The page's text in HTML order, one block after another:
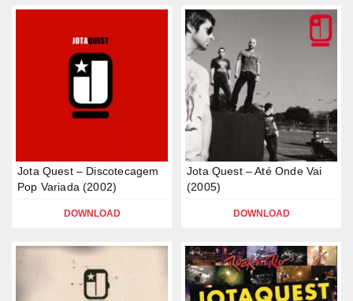
Jota Quest – Discotecagem
Pop Variada (2002)
DOWNLOAD
Jota Quest – Até Onde Vai
(2005)
DOWNLOAD